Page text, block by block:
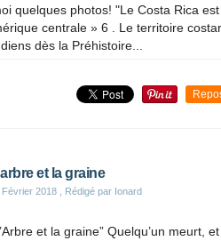
quelques photos! "Le Costa Rica
centrale » 6 . Le territoire
dès la Préhistoire...
et la graine
Février 2018 , Rédigé par Ionard
et la graine” Quelqu’un meurt,